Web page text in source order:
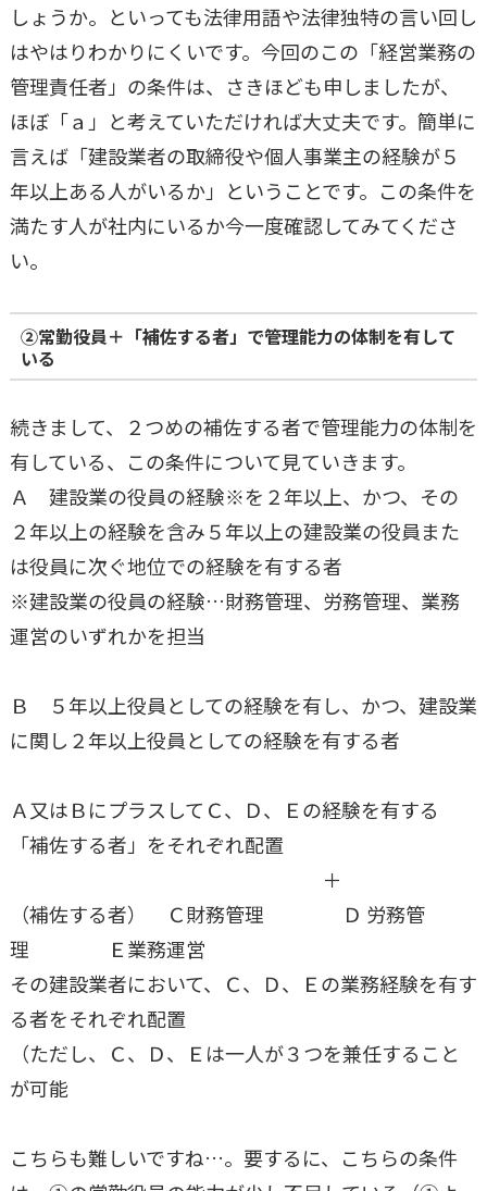
しょうか。といっても法律用語や法律独特の言い回し
はやはりわかりにくいです。今回のこの「経営業務の
管理責任者」の条件は、さきほども申しましたが、
ほぼ「ａ」と考えていただければ大丈夫です。簡単に
言えば「建設業者の取締役や個人事業主の経験が５
年以上ある人がいるか」ということです。この条件を
満たす人が社内にいるか今一度確認してみてくださ
い。
②常勤役員＋「補佐する者」で管理能力の体制を有して
いる
続きまして、２つめの補佐する者で管理能力の体制を
有している、この条件について見ていきます。
Ａ 建設業の役員の経験※を２年以上、かつ、その
２年以上の経験を含み５年以上の建設業の役員また
は役員に次ぐ地位での経験を有する者
※建設業の役員の経験…財務管理、労務管理、業務
運営のいずれかを担当
Ｂ ５年以上役員としての経験を有し、かつ、建設業
に関し２年以上役員としての経験を有する者
Ａ又はＢにプラスしてＣ、Ｄ、Ｅの経験を有する
「補佐する者」をそれぞれ配置
＋
（補佐する者） Ｃ財務管理 Ｄ 労務管
理 Ｅ業務運営
その建設業者において、Ｃ、Ｄ、Ｅの業務経験を有す
る者をそれぞれ配置
（ただし、Ｃ、Ｄ、Ｅは一人が３つを兼任すること
が可能
こちらも難しいですね…。要するに、こちらの条件